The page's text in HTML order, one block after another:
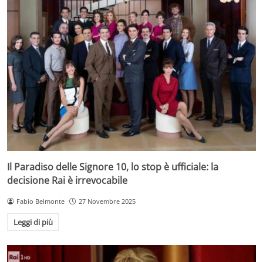
Il Paradiso delle Signore 10, lo stop è ufficiale: la
decisione Rai è irrevocabile
Fabio Belmonte 27 Novembre 2025
Leggi di più